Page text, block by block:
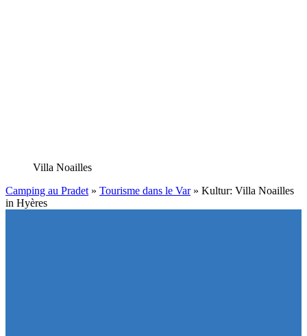
Villa Noailles
Camping au Pradet » Tourisme dans le Var» Kultur: Villa Noailles
in Hyères